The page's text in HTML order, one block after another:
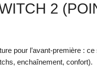
2
pour l’avant-première :
enchaînement, confort).